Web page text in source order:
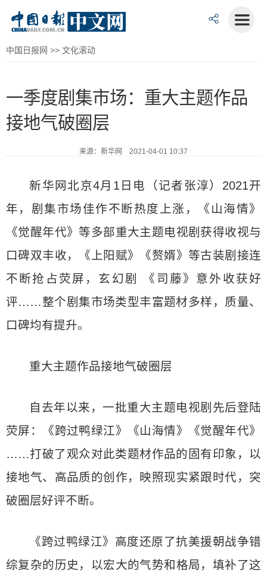
中国日报网 >> 文化滚动
一季度剧集市场：重大主题作品
接地气破圈层
来源：新华网 2021-04-01 10:37
新华网北京4月1日电（记者张淳）2021开
年，剧集市场佳作不断热度上涨，《山海情》
《觉醒年代》等多部重大主题电视剧获得收视与
口碑双丰收，《上阳赋》《赘婿》等古装剧接连
不断抢占荧屏，玄幻剧 《司藤》意外收获好
评……整个剧集市场类型丰富题材多样，质量、
口碑均有提升。
重大主题作品接地气破圈层
自去年以来，一批重大主题电视剧先后登陆
荧屏：《跨过鸭绿江》《山海情》《觉醒年代》
……打破了观众对此类题材作品的固有印象，以
接地气、高品质的创作，映照现实紧跟时代，突
破圈层好评不断。
《跨过鸭绿江》高度还原了抗美援朝战争错
综复杂的历史，以宏大的气势和格局，填补了这